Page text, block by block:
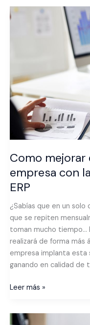
Como
empresa con
ERP
¿Sabías que en un solo
que se repiten
toman mucho tiempo…
realizará de forma más
empresa implanta esta
ganando en calidad
Como
mejorar
empresa
con
la
gestión
procesos
ERP
Leer más »
Las